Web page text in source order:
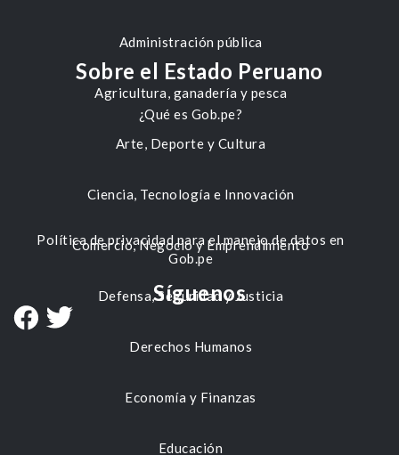
Administración pública
Agricultura, ganadería y pesca
Arte, Deporte y Cultura
Ciencia, Tecnología e Innovación
Comercio, Negocio y Emprendimiento
Defensa, Seguridad y Justicia
Derechos Humanos
Economía y Finanzas
Educación
Sobre el Estado Peruano
¿Qué es Gob.pe?
Política de privacidad para el manejo de datos en
Gob.pe
Síguenos